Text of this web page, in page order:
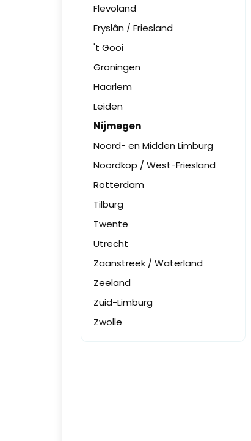
Flevoland
Fryslân / Friesland
't Gooi
Groningen
Haarlem
Leiden
Nijmegen
Noord- en Midden Limburg
Noordkop / West-Friesland
Rotterdam
Tilburg
Twente
Utrecht
Zaanstreek / Waterland
Zeeland
Zuid-Limburg
Zwolle